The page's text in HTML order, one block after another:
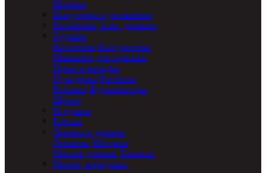
Шлейки
Бижутерия и украшения
Витамины, пищ. добавки
Груминг
Когтерезы Колтунорезы
Машинки для стрижки
Ножи и насадки
Пуходерки Расчески
Резинки Фурминаторы
Щетки
Игрушки
Клетки
Лежаки и домики
Лежанки Матрасы
Мягкие домики Тоннели
Миски, кормушки,